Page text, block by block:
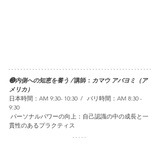
❸内側への知恵を養う / 講師： カマウ アバヨミ（ア
メリカ）
日本時間：AM 9:30- 10:30  /   バリ時間：AM 8:30 -
9:30
貫性のあるプラクティス